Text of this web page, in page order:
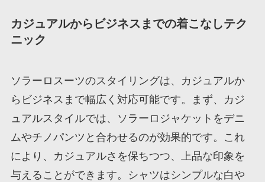
カジュアルからビジネスまでの着こなしテク
ニック
ソラーロスーツのスタイリングは、カジュアルか
らビジネスまで幅広く対応可能です。まず、カジ
ュアルスタイルでは、ソラーロジャケットをデニ
ムやチノパンツと合わせるのが効果的です。これ
により、カジュアルさを保ちつつ、上品な印象を
与えることができます。シャツはシンプルな白や